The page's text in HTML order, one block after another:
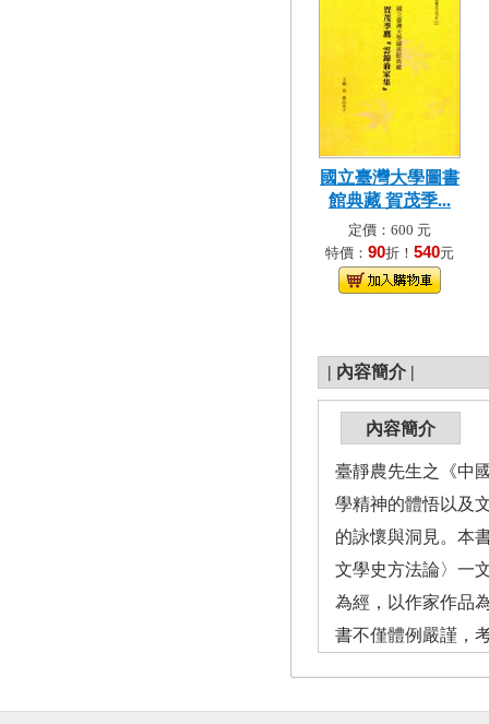
國立臺灣大學圖書
館典藏 賀茂季...
定價：600 元
特價： 90折！ 540元
| 內容簡介 |
內容簡介
臺靜農先生之《中
學精神的體悟以及
的詠懷與洞見。本
文學史方法論〉一
為經，以作家作品
書不僅體例嚴謹，